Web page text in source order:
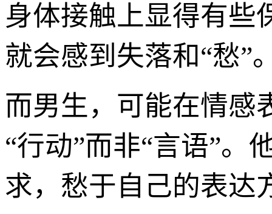
身体接触上显得有些
就会感到失落和“愁”
而男生，可能在情感
“行动”而非“言语”。
求，愁于自己的表达